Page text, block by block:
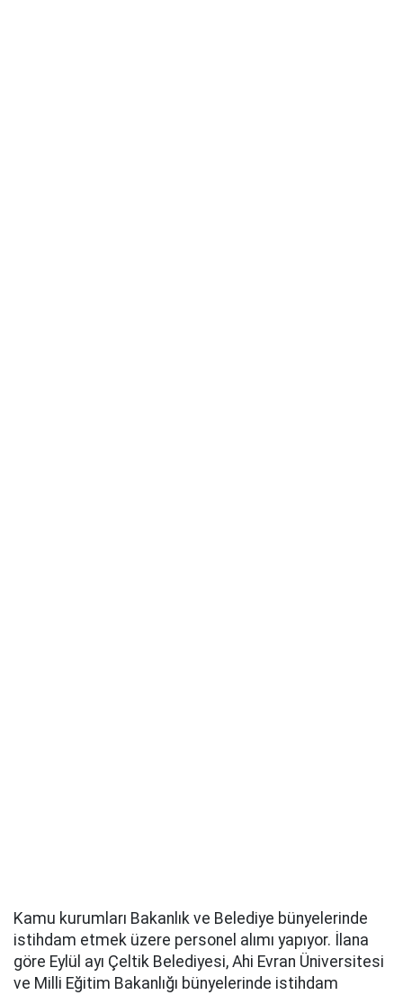
Kamu kurumları Bakanlık ve Belediye bünyelerinde
istihdam etmek üzere personel alımı yapıyor. İlana
göre Eylül ayı Çeltik Belediyesi, Ahi Evran Üniversitesi
ve Milli Eğitim Bakanlığı bünyelerinde istihdam